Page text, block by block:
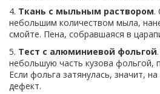
4. Ткань с мыльным раствором.
небольшим количеством мыла,
смойте. Пена, собравшаяся в
5. Тест с алюминиевой фольгой
небольшую часть кузова фольгой,
Если фольга затянулась, значит,
дефект.